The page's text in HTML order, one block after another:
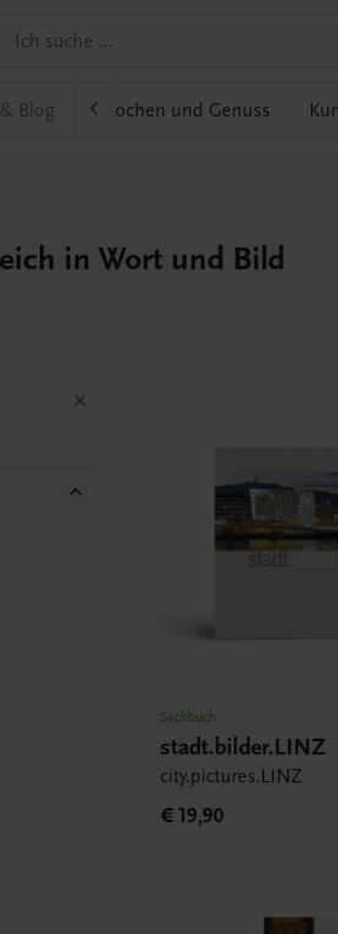
Blog
Beruf Kochen und Genuss
in Wort und Bild
Sachbuch
stadt.bilder.LINZ
city.pictures.LINZ
€ 19,90